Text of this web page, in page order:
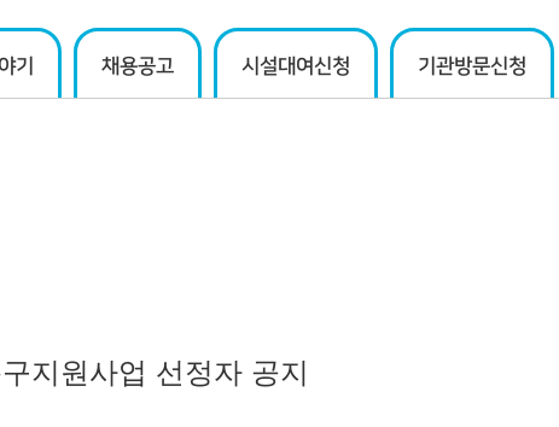
기 채용공고 시설대여신청 기관방문신청
지원사업 선정자 공지